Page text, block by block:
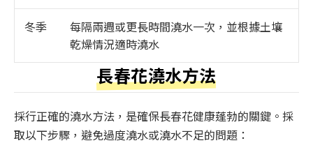
冬季
每隔兩週或更長時間澆水一次，並根據土壤
乾燥情況適時澆水
長春花澆水方法
採行正確的澆水方法，是確保長春花健康蓬勃的關鍵。採
取以下步驟，避免過度澆水或澆水不足的問題：